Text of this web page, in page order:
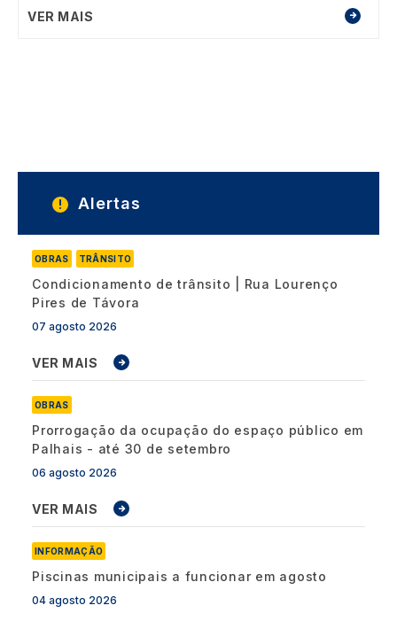
VER MAIS
Alertas
OBRAS TRÂNSITO
Condicionamento de trânsito | Rua Lourenço
Pires de Távora
07 agosto 2026
VER MAIS
OBRAS
Prorrogação da ocupação do espaço público em
Palhais - até 30 de setembro
06 agosto 2026
VER MAIS
INFORMAÇÃO
Piscinas municipais a funcionar em agosto
04 agosto 2026